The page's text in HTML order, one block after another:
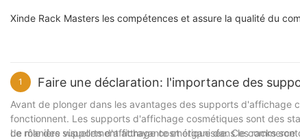
Xinde Rack Masters les compétences et assure la qualité du
1 Faire une déclaration: l'importance des
Avant de plonger dans les avantages des supports d'affichage
fonctionnent. Les supports d'affichage cosmétiques sont des
de manière visuellement attrayante et organisée. Ces racks
Le rôle des supports d'affichage cosmétique dans le